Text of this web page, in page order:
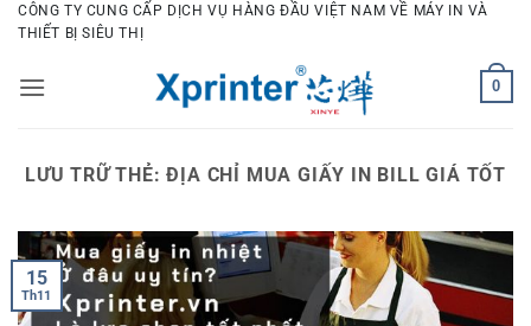
Bỏ
qua
dung
CÔNG TY CUNG CẤP DỊCH VỤ HÀNG ĐẦU VIỆT NAM VỀ MÁY IN VÀ
THIẾT BỊ SIÊU THỊ
0
LƯU TRỮ THẺ:ĐỊA CHỈ MUA GIẤY IN BILL GIÁ TỐT
15
Th11